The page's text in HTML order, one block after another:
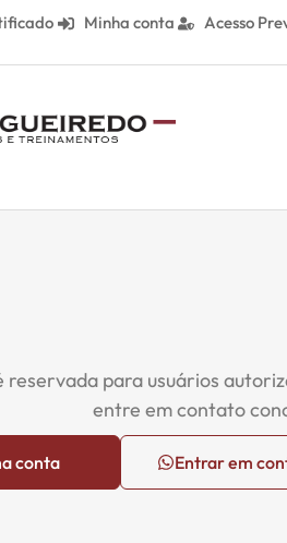
Minha conta Acesso
reservada para usuários
entre em contato
conta Entrar em